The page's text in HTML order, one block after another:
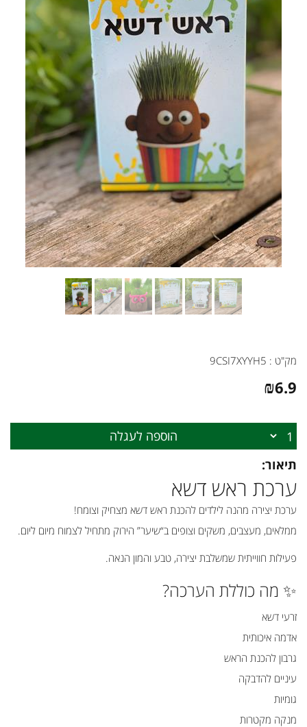
מק"ט : 9CSI7XYYH5
₪6.9
הוספה לעגלה
תיאור:
ערכת ראש דשא
ערכת יצירה מהנה לילדים להכנת ראש דשא מצחיק וצומח!
ממלאים, מעצבים, משקים וצופים ב“שיער” הירוק מתחיל לצמוח מיום ליום.
פעילות חווייתית שמשלבת יצירה, טבע והמון הנאה.
✨ מה כוללת הערכה?
זרעי דשא
אדמה איכותית
גרבון להכנת הראש
עיניים להדבקה
גומיות
מנקה מקטרות